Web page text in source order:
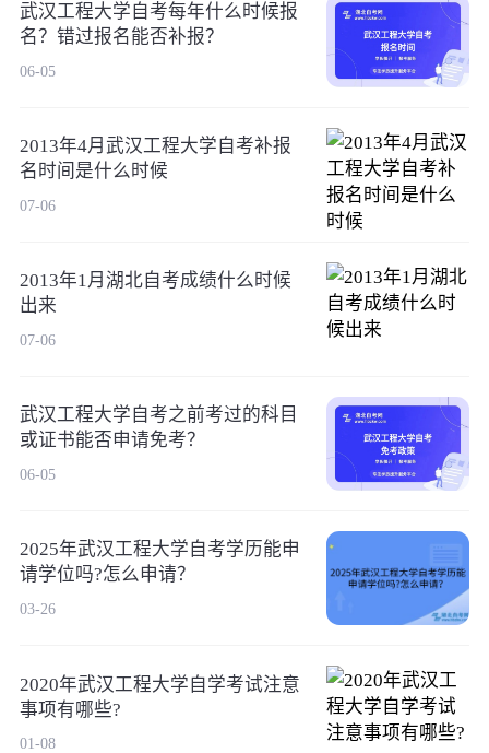
武汉工程大学自考每年什么时候报
名？错过报名能否补报？
06-05
2013年4月武汉工程大学自考补报
名时间是什么时候
07-06
2013年1月湖北自考成绩什么时候
出来
07-06
武汉工程大学自考之前考过的科目
或证书能否申请免考？
06-05
2025年武汉工程大学自考学历能申
请学位吗?怎么申请？
03-26
2020年武汉工程大学自学考试注意
事项有哪些?
01-08